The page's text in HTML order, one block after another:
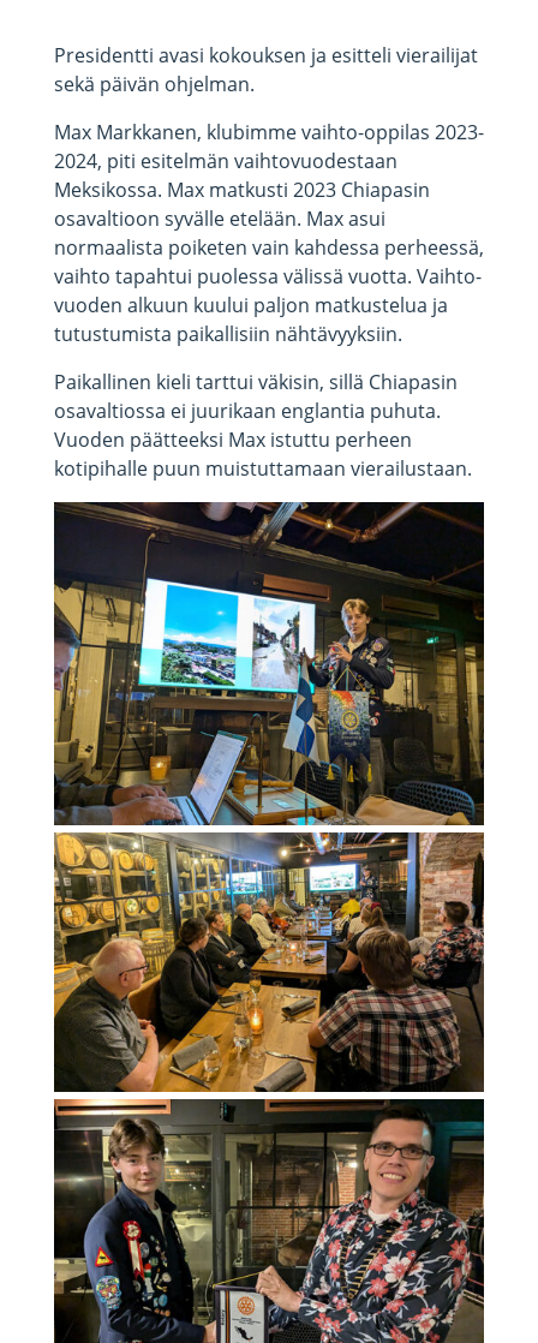
Presidentti avasi kokouksen ja esitteli vierailijat
sekä päivän ohjelman.
Max Markkanen, klubimme vaihto-oppilas 2023-
2024, piti esitelmän vaihtovuodestaan
Meksikossa. Max matkusti 2023 Chiapasin
osavaltioon syvälle etelään. Max asui
normaalista poiketen vain kahdessa perheessä,
vaihto tapahtui puolessa välissä vuotta. Vaihto-
vuoden alkuun kuului paljon matkustelua ja
tutustumista paikallisiin nähtävyyksiin.
Paikallinen kieli tarttui väkisin, sillä Chiapasin
osavaltiossa ei juurikaan englantia puhuta.
Vuoden päätteeksi Max istuttu perheen
kotipihalle puun muistuttamaan vierailustaan.